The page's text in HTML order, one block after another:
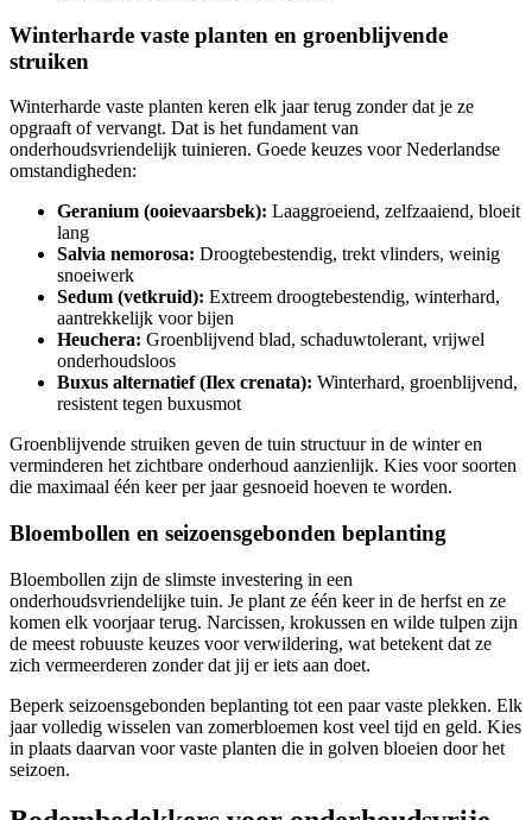
Winterharde vaste planten en groenblijvende
struiken
Winterharde vaste planten keren elk jaar terug zonder dat je ze
opgraaft of vervangt. Dat is het fundament van
onderhoudsvriendelijk tuinieren. Goede keuzes voor Nederlandse
omstandigheden:
Geranium (ooievaarsbek): Laaggroeiend, zelfzaaiend, bloeit
lang
Salvia nemorosa: Droogtebestendig, trekt vlinders, weinig
snoeiwerk
Sedum (vetkruid): Extreem droogtebestendig, winterhard,
aantrekkelijk voor bijen
Heuchera: Groenblijvend blad, schaduwtolerant, vrijwel
onderhoudsloos
Buxus alternatief (Ilex crenata): Winterhard, groenblijvend,
resistent tegen buxusmot
Groenblijvende struiken geven de tuin structuur in de winter en
verminderen het zichtbare onderhoud aanzienlijk. Kies voor soorten
die maximaal één keer per jaar gesnoeid hoeven te worden.
Bloembollen en seizoensgebonden beplanting
Bloembollen zijn de slimste investering in een
onderhoudsvriendelijke tuin. Je plant ze één keer in de herfst en ze
komen elk voorjaar terug. Narcissen, krokussen en wilde tulpen zijn
de meest robuuste keuzes voor verwildering, wat betekent dat ze
zich vermeerderen zonder dat jij er iets aan doet.
Beperk seizoensgebonden beplanting tot een paar vaste plekken. Elk
jaar volledig wisselen van zomerbloemen kost veel tijd en geld. Kies
in plaats daarvan voor vaste planten die in golven bloeien door het
seizoen.